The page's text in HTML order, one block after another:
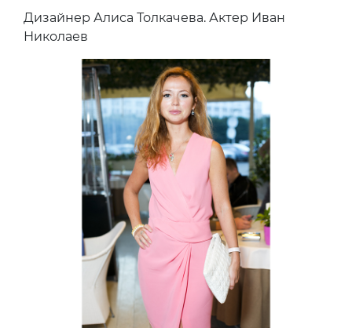
Дизайнер Алиса Толкачева. Актер Иван
Николаев